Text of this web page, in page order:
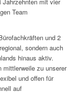
Jahrzehnten mit vier
Team
und 2
sondern auch
hinaus aktiv.
mittlerweile zu unserer
und offen für
auf